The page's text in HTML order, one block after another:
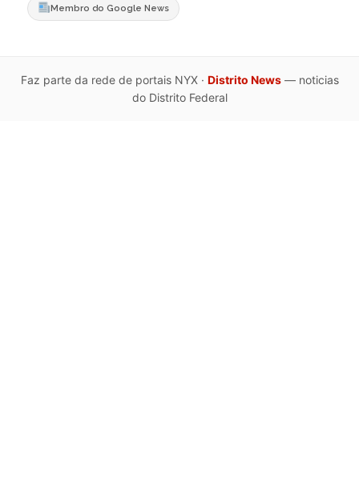
Membro do Google News
Faz parte da rede de portais NYX · Distrito News— noticias
do Distrito Federal